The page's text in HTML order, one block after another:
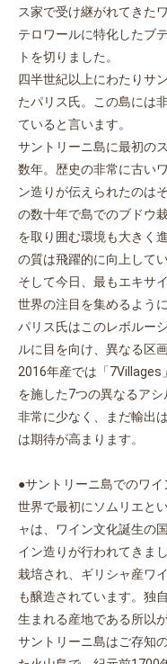
ス家で受け継がれてきた
テロワールに特化したブ
トを切りました。
四半世紀以上にわたりサ
たパリス氏。この島には
ていると言います。
サントリーニ島に最初の
数年。歴史の非常に古い
ン造りが伝えられたのは
の数十年で島でのブドウ
を取り囲む環境も大きく
の質は飛躍的に向上して
そして今日、最もエキサ
世界の注目を集めるよう
パリス氏はこのレボルー
ルに目を向け、異なる区
2016年産では「7Villages
を施した7つの異なるア
非常に少なく、まだ輸出
は期待が高まります。
●サントリーニ島でのワイ
世界で最初にソムリエと
ャは、ワイン文化誕生の
イン造りが行われてきま
栽培され、ギリシャ産ワ
も醸造されています。独
生まれる産地である所以
サントリーニ島はご存知